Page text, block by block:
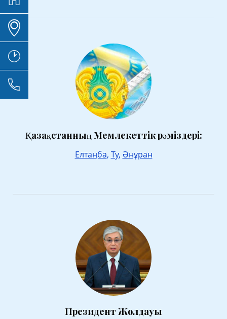
Қазақстанның Мемлекеттік рәміздері:
Елтаңба, Ту, Әнұран
Президент Жолдауы